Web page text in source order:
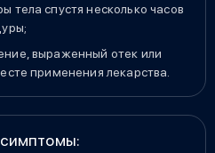
тела спустя несколько часов
выраженный отек или
применения лекарства.